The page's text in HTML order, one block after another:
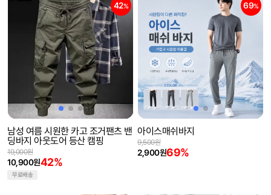
42%
남성 여름 시원한 카고 조거팬츠 밴
딩바지 아웃도어 등산 캠핑
10,900원42%
19,000원
무료배송
69%
아이스매쉬바지
2,900원69%
9,500원